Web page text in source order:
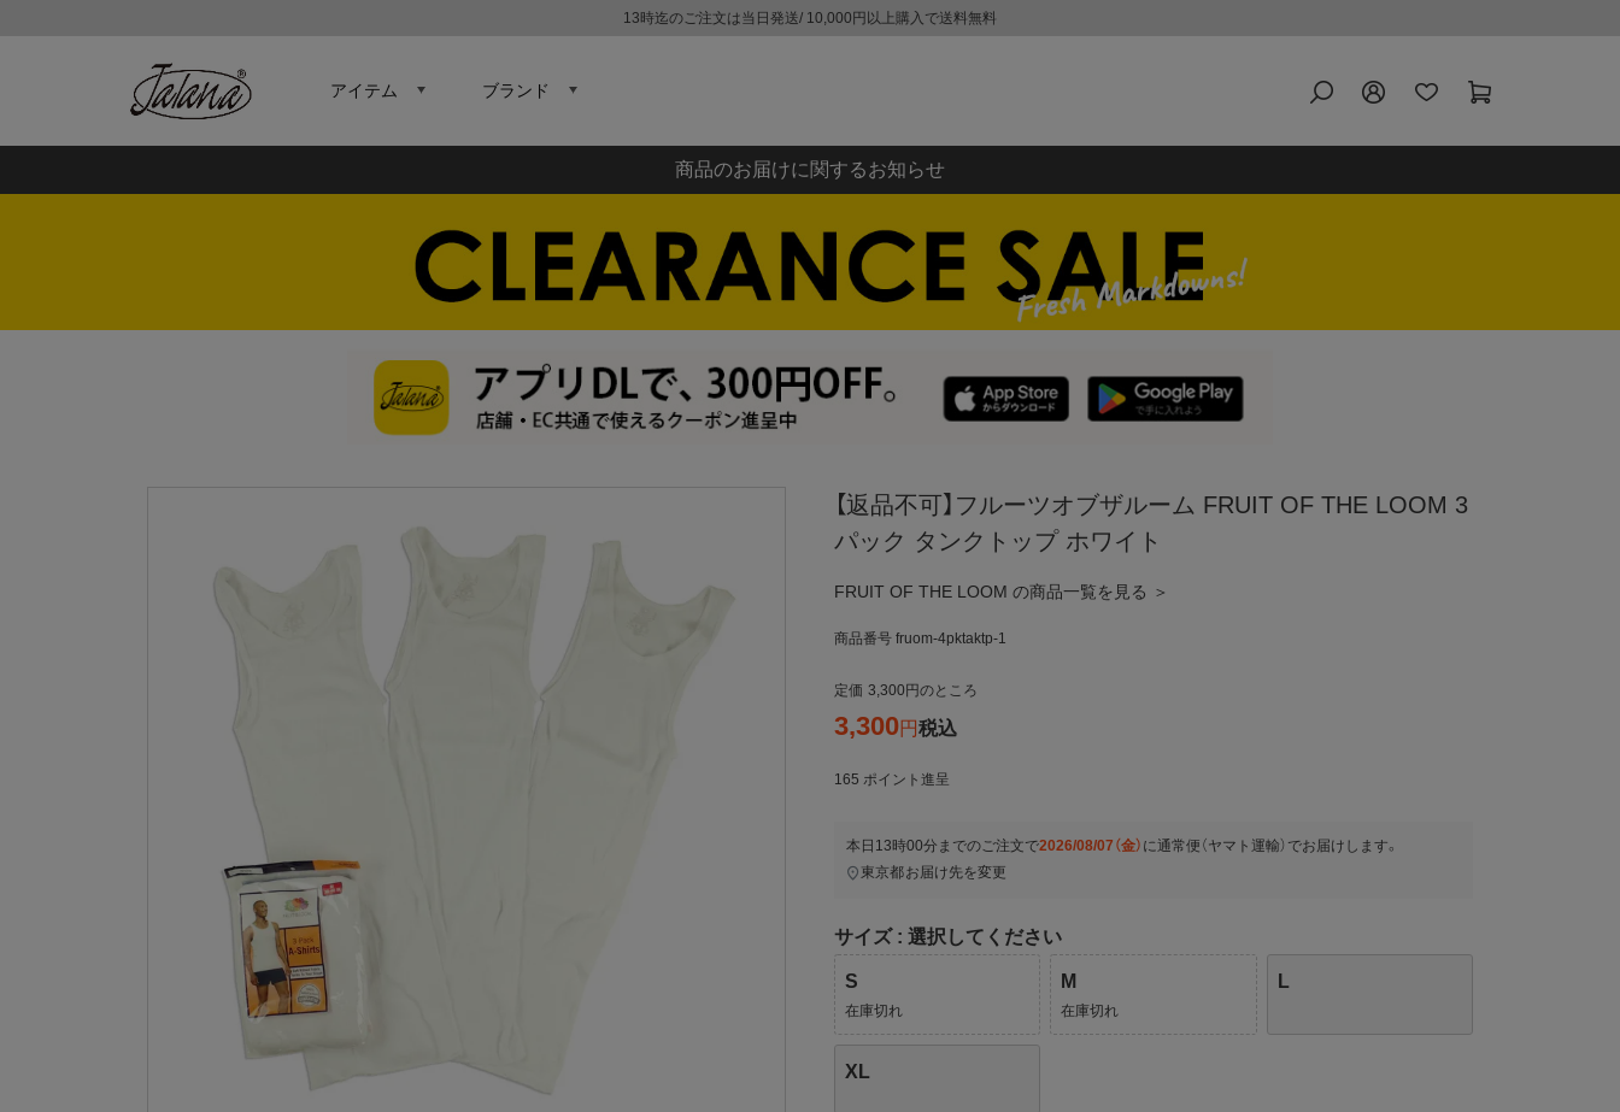
13時迄のご注文は当日発送/ 10,000円以上購入で送料無料
アイテム ブランド
商品のお届けに関するお知らせ
【返品不可】フルーツオブザルーム FRUIT OF THE LOOM 3
パック タンクトップ ホワイト
FRUIT OF THE LOOM の商品一覧を見る ＞
商品番号 fruom-4pktaktp-1
定価 3,300 のところ
3,300 税込
165 ポイント進呈
本日 13時00分 までのご注文で2026/08/07（金） に通常便（ヤマト運輸） でお届けします。
東京都お届け先を変更
サイズ 選択してください
S
在庫切れ
M
在庫切れ
L
XL